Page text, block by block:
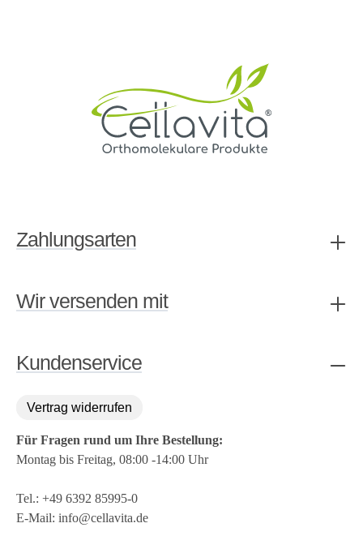
Zahlungsarten
Wir versenden mit
Kundenservice
Vertrag widerrufen
Für Fragen rund um Ihre Bestellung:
Montag bis Freitag, 08:00 -14:00 Uhr
Tel.: +49 6392 85995-0
E-Mail: info@cellavita.de